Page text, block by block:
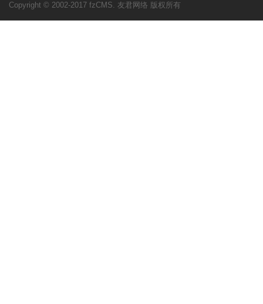
Copyright © 2002-2017 fzCMS. 友君网络 版权所有